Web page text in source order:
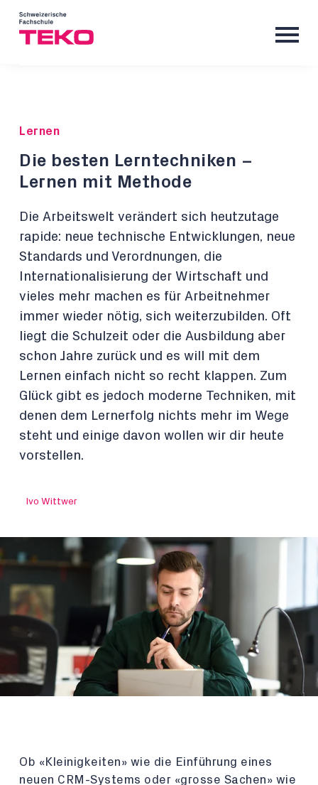
Lernen
Die besten Lerntechniken –
Lernen mit Methode
Die Arbeitswelt verändert sich heutzutage
rapide: neue technische Entwicklungen, neue
Standards und Verordnungen, die
Internationalisierung der Wirtschaft und
vieles mehr machen es für Arbeitnehmer
immer wieder nötig, sich weiterzubilden. Oft
liegt die Schulzeit oder die Ausbildung aber
schon Jahre zurück und es will mit dem
Lernen einfach nicht so recht klappen. Zum
Glück gibt es jedoch moderne Techniken, mit
denen dem Lernerfolg nichts mehr im Wege
steht und einige davon wollen wir dir heute
vorstellen.
Ivo Wittwer
Ob «Kleinigkeiten» wie die Einführung eines
neuen CRM-Systems oder «grosse Sachen» wie